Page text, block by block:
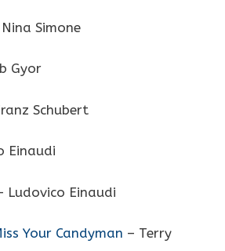
Simone
Gyor
Schubert
Einaudi
Ludovico Einaudi
Your Candyman – Terry